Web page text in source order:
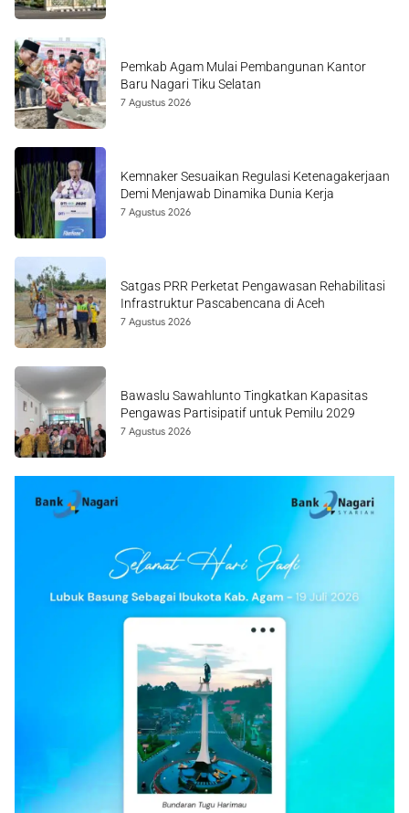
Pemkab Agam Mulai Pembangunan Kantor
Baru Nagari Tiku Selatan
7 Agustus 2026
Kemnaker Sesuaikan Regulasi Ketenagakerjaan
Demi Menjawab Dinamika Dunia Kerja
7 Agustus 2026
Satgas PRR Perketat Pengawasan Rehabilitasi
Infrastruktur Pascabencana di Aceh
7 Agustus 2026
Bawaslu Sawahlunto Tingkatkan Kapasitas
Pengawas Partisipatif untuk Pemilu 2029
7 Agustus 2026